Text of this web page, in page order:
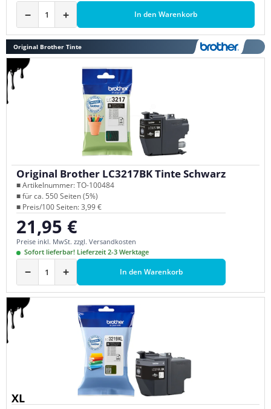
− + In den Warenkorb
Original Brother Tinte
Original Brother LC3217BK Tinte Schwarz
■ Artikelnummer: TO-100484
■ für ca. 550 Seiten (5%)
■ Preis/100 Seiten: 3,99 €
Regulärer Preis:
21,95 €
Preise inkl. MwSt. zzgl. Versandkosten
Sofort lieferbar! Lieferzeit 2-3 Werktage
− + In den Warenkorb
XL